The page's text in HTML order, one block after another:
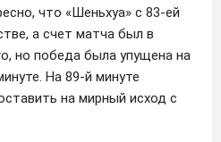
что «Шеньхуа» с 83-ей
а счет матча был в
но победа была упущена на
На 89-й минуте
на мирный исход с